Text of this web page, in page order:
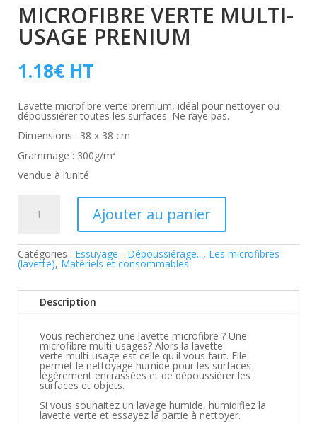
MICROFIBRE VERTE MULTI-
USAGE PRENIUM
1.18€ HT
Lavette microfibre verte premium, idéal pour nettoyer ou
dépoussiérer toutes les surfaces. Ne raye pas.
Dimensions : 38 x 38 cm
Grammage : 300g/m²
Vendue à l’unité
Microfibre
usage
Prenium
Ajouter au panier
Catégories : Essuyage - Dépoussiérage..., Les microfibres
(lavette), Matériels et consommables
Description
Vous recherchez une lavette microfibre ? Une
microfibre multi-usages? Alors la lavette
verte multi-usage est celle qu'il vous faut. Elle
permet le nettoyage humide pour les surfaces
légèrement encrassées et de dépoussiérer les
surfaces et objets.
Si vous souhaitez un lavage humide, humidifiez la
lavette verte et essayez la partie à nettoyer.